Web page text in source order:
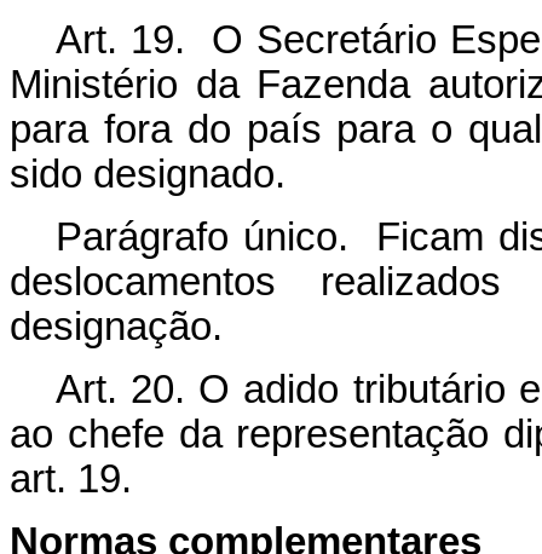
Art. 19. O Secretário
Ministério da Fazenda
para fora do país para o
sido designado.
Parágrafo único. Ficam
deslocamentos
designação.
Art. 20. O adido tributário
ao chefe da representação
art. 19.
Normas complementares